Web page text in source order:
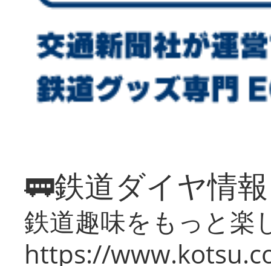
🚃鉄道ダイヤ情
鉄道趣味をもっと楽
https://